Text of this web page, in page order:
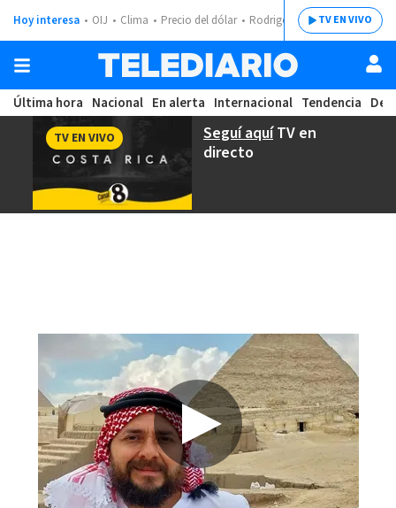
Hoy interesa OIJ Clima Precio del dólar Rodrigo ChavesTV EN VIVO
Última hora Nacional En alerta Internacional Tendencia
Seguí aquíTV en
directo
TV EN VIVO